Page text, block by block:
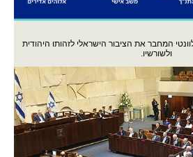
המחבר את הציבור הישראלי לזהותו היהודית
ולשורשיו.